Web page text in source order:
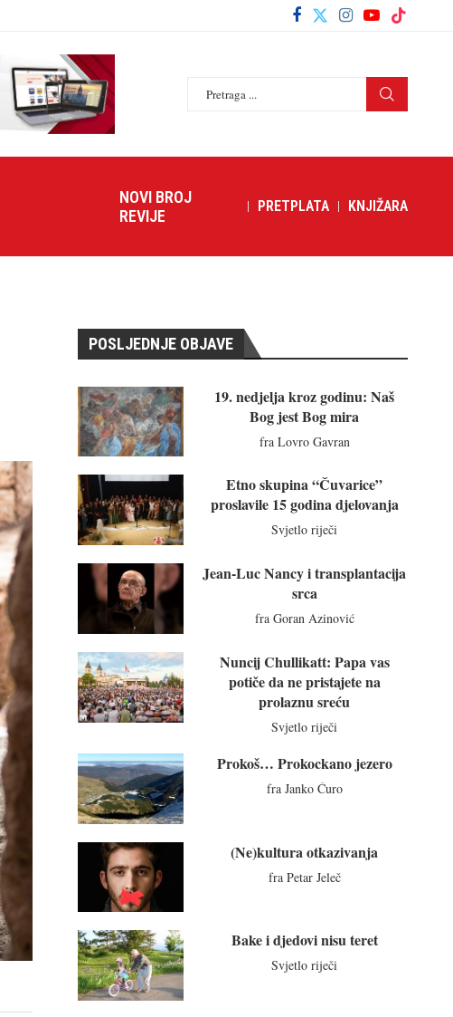
NOVI BROJ
REVIJE
PRETPLATA KNJIŽARA
POSLJEDNJE OBJAVE
19. nedjelja kroz godinu: Naš
Bog jest Bog mira
fra Lovro Gavran
Etno skupina “Čuvarice”
proslavile 15 godina djelovanja
Svjetlo riječi
Jean-Luc Nancy i transplantacija
srca
fra Goran Azinović
Nuncij Chullikatt: Papa vas
potiče da ne pristajete na
prolaznu sreću
Svjetlo riječi
Prokoš… Prokockano jezero
fra Janko Ćuro
(Ne)kultura otkazivanja
fra Petar Jeleč
Bake i djedovi nisu teret
Svjetlo riječi